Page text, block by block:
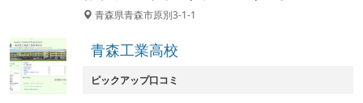
青森県青森市原別3-1-1
青森工業高校
ピックアップ口コミ